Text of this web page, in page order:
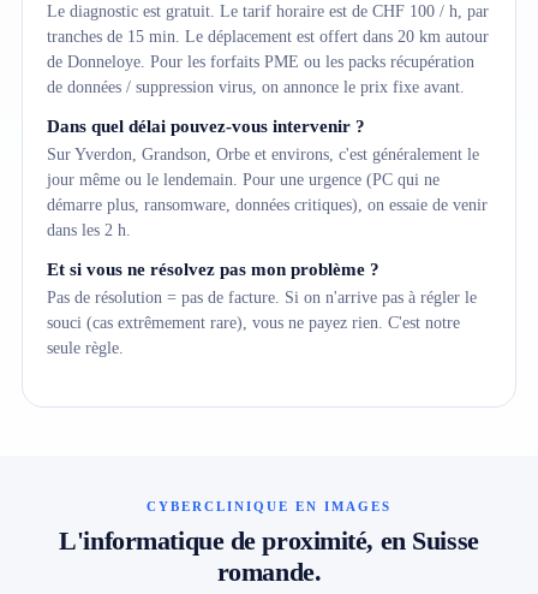
Le diagnostic est gratuit. Le tarif horaire est de CHF 100 / h, par
tranches de 15 min. Le déplacement est offert dans 20 km autour
de Donneloye. Pour les forfaits PME ou les packs récupération
de données / suppression virus, on annonce le prix fixe avant.
Dans quel délai pouvez-vous intervenir ?
Sur Yverdon, Grandson, Orbe et environs, c'est généralement le
jour même ou le lendemain. Pour une urgence (PC qui ne
démarre plus, ransomware, données critiques), on essaie de venir
dans les 2 h.
Et si vous ne résolvez pas mon problème ?
Pas de résolution = pas de facture. Si on n'arrive pas à régler le
souci (cas extrêmement rare), vous ne payez rien. C'est notre
seule règle.
CYBERCLINIQUE EN IMAGES
L'informatique de proximité, en Suisse
romande.